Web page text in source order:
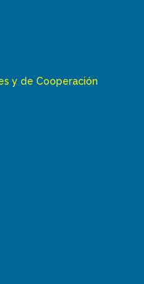
y de Cooperación